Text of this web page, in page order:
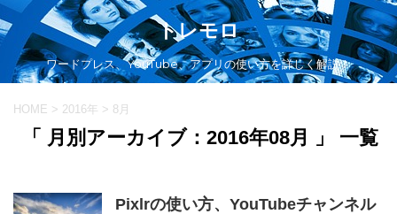
トレモロ
ワードプレス、YouTube、アプリの使い方を詳しく解説！
HOME > 2016年 > 8月
「 月別アーカイブ：2016年08月 」 一覧
Pixlrの使い方、YouTubeチャンネル